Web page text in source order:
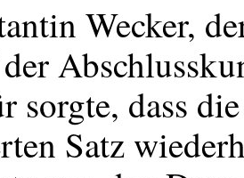
Wecker,
der
sorgte, dass
Satz